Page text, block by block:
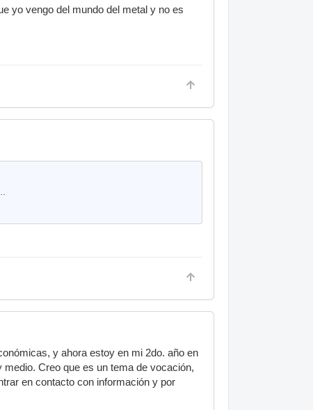
yo vengo del mundo del metal y no es
y ahora estoy en mi 2do. año en
Creo que es un tema de vocación,
en contacto con información y por